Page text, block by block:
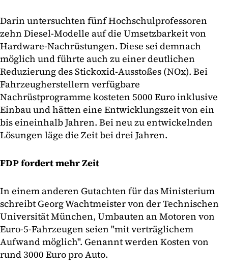
Darin untersuchten fünf Hochschulprofessoren
zehn Diesel-Modelle auf die Umsetzbarkeit von
Hardware-Nachrüstungen. Diese sei demnach
möglich und führte auch zu einer deutlichen
Reduzierung des Stickoxid-Ausstoßes (NOx). Bei
Fahrzeugherstellern verfügbare
Nachrüstprogramme kosteten 5000 Euro inklusive
Einbau und hätten eine Entwicklungszeit von ein
bis eineinhalb Jahren. Bei neu zu entwickelnden
Lösungen läge die Zeit bei drei Jahren.
FDP fordert mehr Zeit
In einem anderen Gutachten für das Ministerium
schreibt Georg Wachtmeister von der Technischen
Universität München, Umbauten an Motoren von
Euro-5-Fahrzeugen seien "mit verträglichem
Aufwand möglich". Genannt werden Kosten von
rund 3000 Euro pro Auto.